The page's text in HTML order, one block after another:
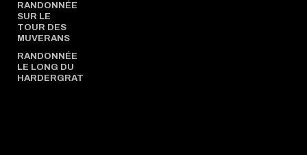
RANDONNÉE
SUR LE
TOUR DES
MUVERANS
RANDONNÉE
LE LONG DU
HARDERGRAT